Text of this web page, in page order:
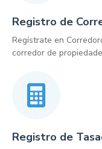
Registro de
Regístrate en
corredor de
Registro de